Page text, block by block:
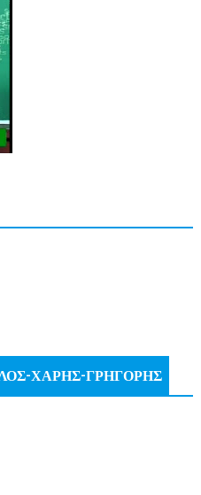
ΧΑΡΗΣ-ΓΡΗΓΟΡΗΣ